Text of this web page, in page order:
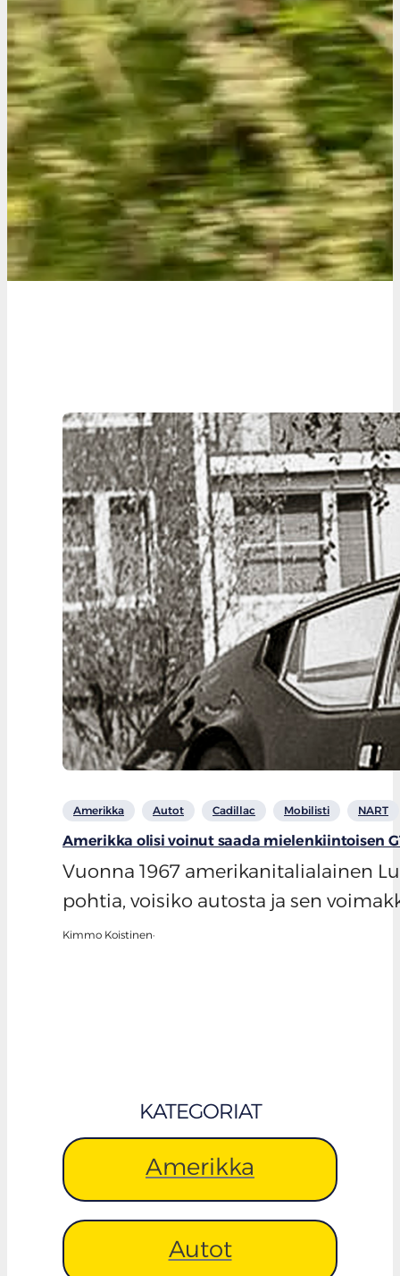
Amerikka Autot Cadillac Mobilisti NART
Amerikka olisi voinut saada mielenkiintoisen
Vuonna 1967 amerikanitalialainen
pohtia, voisiko autosta ja sen
Kimmo Koistinen·
KATEGORIAT
Amerikka
Autot